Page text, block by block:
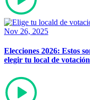
Nov 26, 2025
Elecciones 2026: Estos
elegir tu local de votación